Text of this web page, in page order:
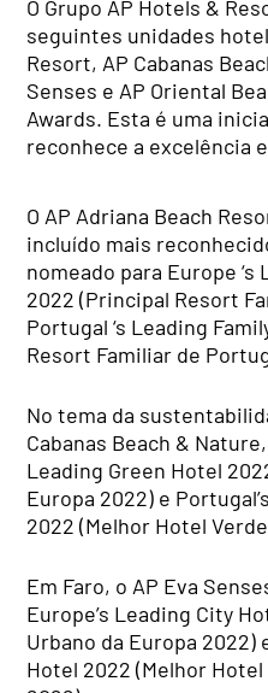
O Grupo AP Hotels &
seguintes unidades
Resort, AP Cabanas
Senses e AP Oriental
Awards. Esta é uma
reconhece a excelência
O AP Adriana Beach
incluído mais
nomeado para Europe
2022 (Principal Resort
Portugal ‘s Leading
Resort Familiar de
No tema da
Cabanas Beach &
Leading Green Hotel
Europa 2022) e
2022 (Melhor Hotel
Em Faro, o AP Eva
Europe’s Leading City
Urbano da Europa 2022)
Hotel 2022 (Melhor